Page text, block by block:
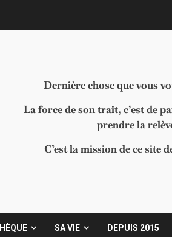
Dernière chose que vous
La force de son trait, c’est de
prendre la
C’est la mission de ce site
SA VIE DEPUIS 2015